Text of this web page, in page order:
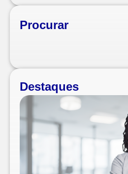
Procurar
Destaques